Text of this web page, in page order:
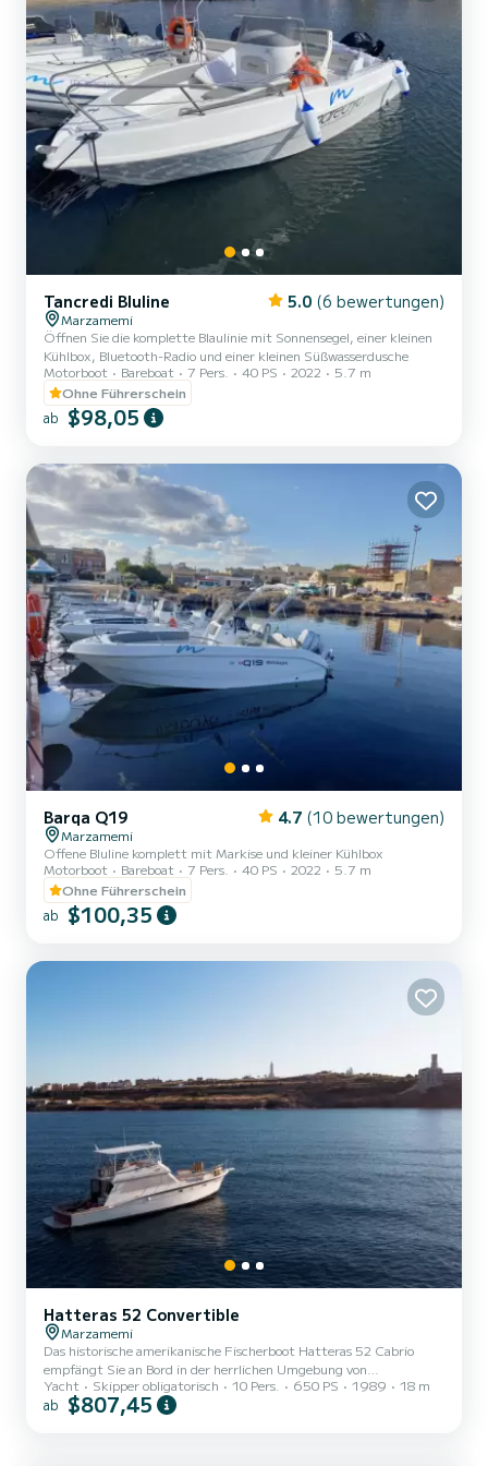
Tancredi Bluline 5.0 (6 bewertungen)
Marzamemi
Öffnen Sie die komplette Blaulinie mit Sonnensegel, einer kleinen
Kühlbox, Bluetooth-Radio und einer kleinen Süßwasserdusche
Motorboot
Bareboat 7 Pers. 40 PS 2022
5.7 m
Ohne Führerschein
ab $98,05
Barqa Q19 4.7 (10 bewertungen)
Marzamemi
Offene Bluline komplett mit Markise und kleiner Kühlbox
Motorboot
Bareboat 7 Pers. 40 PS 2022
5.7 m
Ohne Führerschein
ab $100,35
Hatteras 52 Convertible
Marzamemi
Das historische amerikanische Fischerboot Hatteras 52 Cabrio
empfängt Sie an Bord in der herrlichen Umgebung von
Marzamemi.
Yacht Skipper obligatorisch 10 Pers. 650 PS 1989 18 m
ab $807,45